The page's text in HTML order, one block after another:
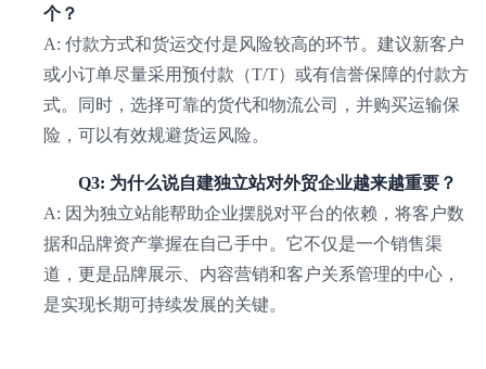
个？
A: 付款方式和货运交付是风险较高的环节。建议新客户
或小订单尽量采用预付款（T/T）或有信誉保障的付款方
式。同时，选择可靠的货代和物流公司，并购买运输保
险，可以有效规避货运风险。
Q3: 为什么说自建独立站对外贸企业越来越重要？
A: 因为独立站能帮助企业摆脱对平台的依赖，将客户数
据和品牌资产掌握在自己手中。它不仅是一个销售渠
道，更是品牌展示、内容营销和客户关系管理的中心，
是实现长期可持续发展的关键。